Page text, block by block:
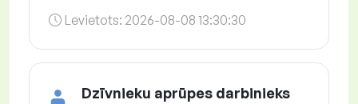
Levietots: 2026-08-08 13:30:30
Dzīvnieku aprūpes darbinieks